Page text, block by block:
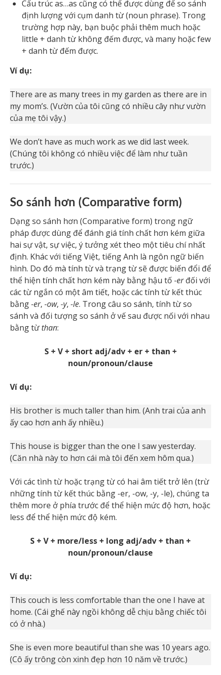
Cấu trúc as…as cũng có thể được dùng để so sánh
định lượng với cụm danh từ (noun phrase). Trong
trường hợp này, bạn buộc phải thêm much hoặc
little + danh từ không đếm được, và many hoặc few
+ danh từ đếm được.
Ví dụ:
There are as many trees in my garden as there are in
my mom’s. (Vườn của tôi cũng có nhiều cây như vườn
của mẹ tôi vậy.)
We don’t have as much work as we did last week.
(Chúng tôi không có nhiều việc để làm như tuần
trước.)
So sánh hơn (Comparative form)
Dạng so sánh hơn (Comparative form) trong ngữ
pháp được dùng để đánh giá tính chất hơn kém giữa
hai sự vật, sự việc, ý tưởng xét theo một tiêu chí nhất
định. Khác với tiếng Việt, tiếng Anh là ngôn ngữ biến
hình. Do đó mà tính từ và trạng từ sẽ được biến đổi để
thể hiện tính chất hơn kém này bằng hậu tố -erđối với
các từ ngắn có một âm tiết, hoặc các tính từ kết thúc
bằng-er, -ow, -y, -le. Trong câu so sánh, tính từ so
sánh và đối tượng so sánh ở vế sau được nối với nhau
bằng từ than:
S + V + short adj/adv + er + than +
noun/pronoun/clause
Ví dụ:
His brother is much taller than him. (Anh trai của anh
ấy cao hơn anh ấy nhiều.)
This house is bigger than the one I saw yesterday.
(Căn nhà này to hơn cái mà tôi đến xem hôm qua.)
Với các tình từ hoặc trạng từ có hai âm tiết trở lên (trừ
những tính từ kết thúc bằng -er, -ow, -y, -le), chúng ta
thêm more ở phía trước để thể hiện mức độ hơn, hoặc
less để thể hiện mức độ kém.
S + V + more/less + long adj/adv + than +
noun/pronoun/clause
Ví dụ:
This couch is less comfortable than the one I have at
home. (Cái ghế này ngồi không dễ chịu bằng chiếc tôi
có ở nhà.)
She is even more beautiful than she was 10 years ago.
(Cô ấy trông còn xinh đẹp hơn 10 năm về trước.)